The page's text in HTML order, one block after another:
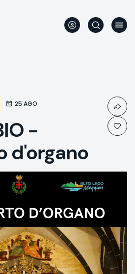
25 AGO
-
d'organo